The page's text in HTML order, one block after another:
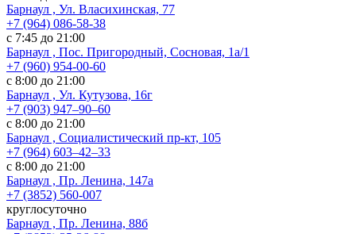
Барнаул , Ул. Власихинская, 77
+7 (964) 086-58-38
с 7:45 до 21:00
Барнаул , Пос. Пригородный, Сосновая, 1а/1
+7 (960) 954-00-60
с 8:00 до 21:00
Барнаул , Ул. Кутузова, 16г
+7 (903) 947‒90‒60
с 8:00 до 21:00
Барнаул , Социалистический пр-кт, 105
+7 (964) 603‒42‒33
с 8:00 до 21:00
Барнаул , Пр. Ленина, 147а
+7 (3852) 560-007
круглосуточно
Барнаул , Пр. Ленина, 88б